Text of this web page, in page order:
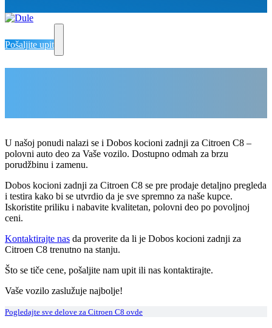
Pošaljite upit
U našoj ponudi nalazi se i Dobos kocioni zadnji za Citroen C8 –
polovni auto deo za Vaše vozilo. Dostupno odmah za brzu
porudžbinu i zamenu.
Dobos kocioni zadnji za Citroen C8 se pre prodaje detaljno pregleda
i testira kako bi se utvrdio da je sve spremno za naše kupce.
Iskoristite priliku i nabavite kvalitetan, polovni deo po povoljnoj
ceni.
Kontaktirajte nas da proverite da li je Dobos kocioni zadnji za
Citroen C8 trenutno na stanju.
Što se tiče cene, pošaljite nam upit ili nas kontaktirajte.
Vaše vozilo zaslužuje najbolje!
Pogledajte sve delove za Citroen C8 ovde